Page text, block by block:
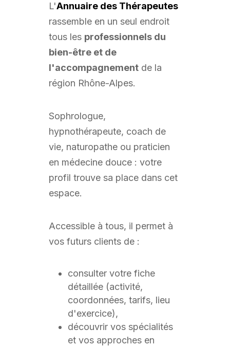
L'Annuaire des Thérapeutes
rassemble en un seul endroit
tous les professionnels du
bien-être et de
l'accompagnementde la
région Rhône-Alpes.
Sophrologue,
hypnothérapeute, coach de
vie, naturopathe ou praticien
en médecine douce : votre
profil trouve sa place dans cet
espace.
Accessible à tous, il permet à
vos futurs clients de :
consulter votre fiche
détaillée (activité,
coordonnées, tarifs, lieu
d'exercice),
découvrir vos spécialités
et vos approches en